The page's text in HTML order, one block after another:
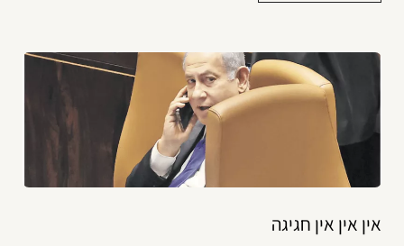
אין אין אין חגיגה